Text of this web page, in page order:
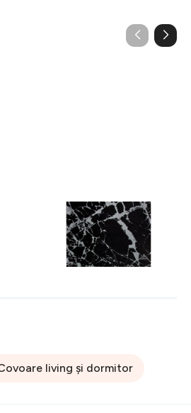
Covor rezistent SM 21 -
Black, Silver XW, 80x300
441 lei
living și dormitor